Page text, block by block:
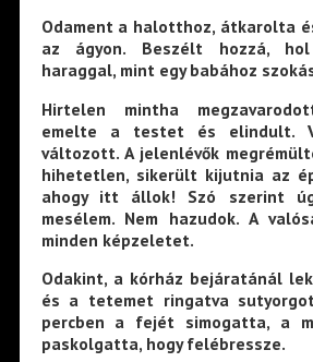
Odament a halotthoz, átkarolta
az ágyon. Beszélt hozzá,
haraggal, mint egy babához
Hirtelen mintha
emelte a testet és elindult.
változott. A jelenlévők
hihetetlen, sikerült kijutnia az
ahogy itt állok! Szó szerint
mesélem. Nem hazudok. A
minden képzeletet.
Odakint, a kórház bejáratánál
és a tetemet ringatva
percben a fejét simogatta, a
paskolgatta, hogy felébressze.